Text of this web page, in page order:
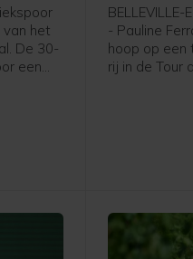
het
De 30-
een
BELLEVILLE-
- Pauline
hoop op
rij in de Tour
Marlen